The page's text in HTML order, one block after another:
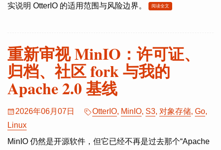
实说明 OtterIO 的适用范围与风险边界。
阅读全文
重新审视 MinIO：许可证、
归档、社区 fork 与我的
Apache 2.0 基线
2026年06月07日 OtterIO, MinIO, S3, 对象存储, Go,
Linux
MinIO 仍然是开源软件，但它已经不再是过去那个“Apache